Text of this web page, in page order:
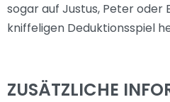
sogar auf Justus, Peter oder
kniffeligen Deduktionsspiel
ZUSÄTZLICHE